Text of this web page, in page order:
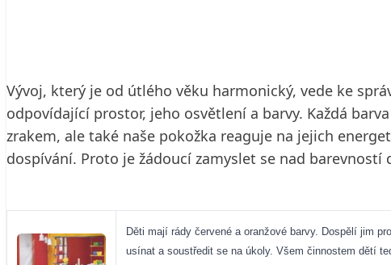
Vývoj, který je od útlého věku harmonický, vede ke
odpovídající prostor, jeho osvětlení a barvy. Každá
zrakem, ale také naše pokožka reaguje na jejich
dospívání. Proto je žádoucí zamyslet se nad
Děti mají rády červené a oranžové barvy. Dospělí jim
usínat a soustředit se na úkoly. Všem činnostem dětí